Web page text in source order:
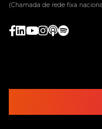
(Chamada de rede fixa